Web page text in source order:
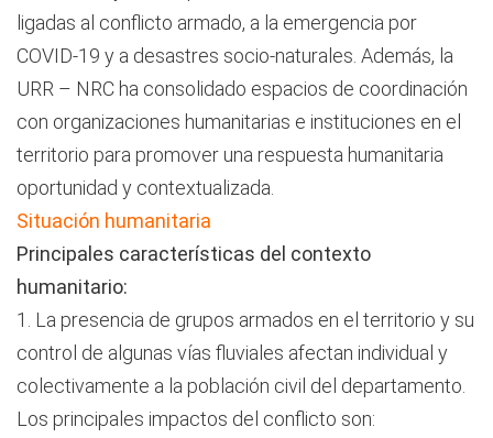
ligadas al conflicto armado, a la emergencia por
COVID-19 y a desastres socio-naturales. Además, la
URR – NRC ha consolidado espacios de coordinación
con organizaciones humanitarias e instituciones en el
territorio para promover una respuesta humanitaria
oportunidad y contextualizada.
Situación humanitaria
Principales características del contexto
humanitario:
1. La presencia de grupos armados en el territorio y su
control de algunas vías fluviales afectan individual y
colectivamente a la población civil del departamento.
Los principales impactos del conflicto son: